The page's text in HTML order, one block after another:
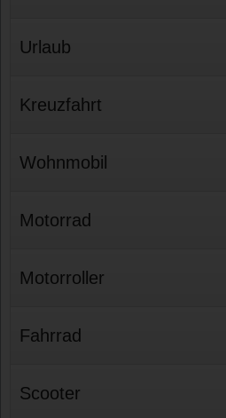
Urlaub
Kreuzfahrt
Wohnmobil
Motorrad
Motorroller
Fahrrad
Scooter